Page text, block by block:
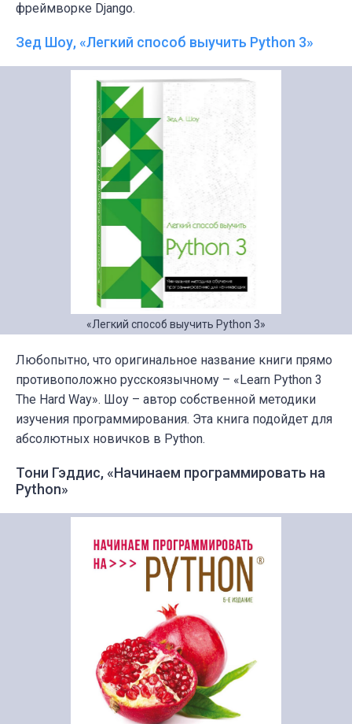
фреймворке Django.
Зед Шоу, «Легкий способ выучить Python 3»
«Легкий способ выучить Python 3»
Любопытно, что оригинальное название книги прямо
противоположно русскоязычному – «Learn Python 3
The Hard Way». Шоу – автор собственной методики
изучения программирования. Эта книга подойдет для
абсолютных новичков в Python.
Тони Гэддис, «Начинаем программировать на
Python»